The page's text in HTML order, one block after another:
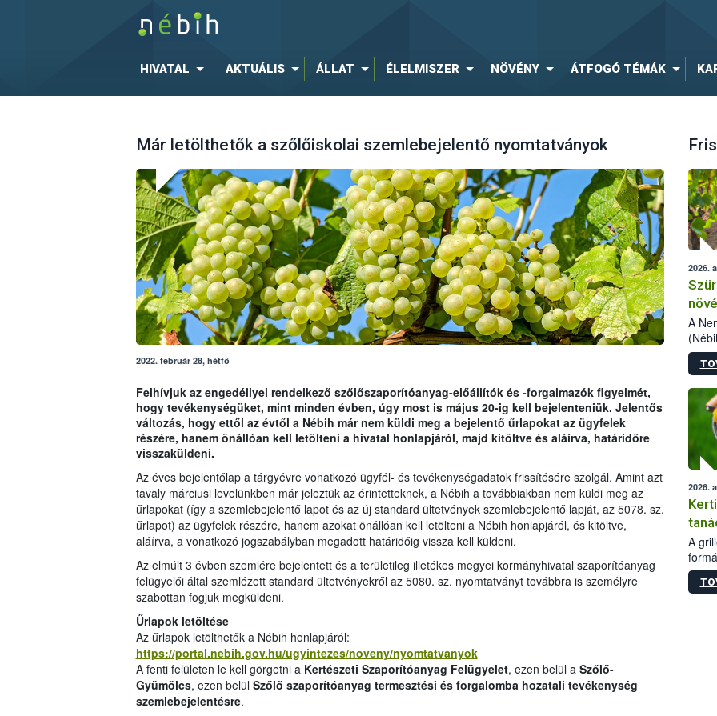
HIVATAL AKTUÁLIS ÁLLAT ÉLELMISZER NÖVÉNY ÁTFOGÓ TÉMÁK
Már letölthetők a szőlőiskolai szemlebejelentő nyomtatványok
2022. február 28, hétfő
Felhívjuk az engedéllyel rendelkező szőlőszaporítóanyag-előállítók és -forgalmazók figyelmét,
hogy tevékenységüket, mint minden évben, úgy most is május 20-ig kell bejelenteniük. Jelentős
változás, hogy ettől az évtől a Nébih már nem küldi meg a bejelentő űrlapokat az ügyfelek
részére, hanem önállóan kell letölteni a hivatal honlapjáról, majd kitöltve és aláírva, határidőre
visszaküldeni.
Az éves bejelentőlap a tárgyévre vonatkozó ügyfél- és tevékenységadatok frissítésére szolgál. Amint azt
tavaly márciusi levelünkben már jeleztük az érintetteknek, a Nébih a továbbiakban nem küldi meg az
űrlapokat (így a szemlebejelentő lapot és az új standard ültetvények szemlebejelentő lapját, az 5078. sz.
űrlapot) az ügyfelek részére, hanem azokat önállóan kell letölteni a Nébih honlapjáról, és kitöltve,
aláírva, a vonatkozó jogszabályban megadott határidőig vissza kell küldeni.
Az elmúlt 3 évben szemlére bejelentett és a területileg illetékes megyei kormányhivatal szaporítóanyag
felügyelői által szemlézett standard ültetvényekről az 5080. sz. nyomtatványt továbbra is személyre
szabottan fogjuk megküldeni.
Űrlapok letöltése
Az űrlapok letölthetők a Nébih honlapjáról:
https://portal.nebih.gov.hu/ugyintezes/noveny/nyomtatvanyok
A fenti felületen le kell görgetni a Kertészeti Szaporítóanyag Felügyelet, ezen belül a Szőlő-
Gyümölcs, ezen belül Szőlő szaporítóanyag termesztési és forgalomba hozatali tevékenység
szemlebejelentésre.
2026.
A
Az
2026.
A